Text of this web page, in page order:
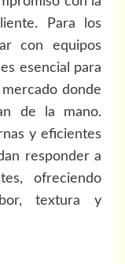
Para los
con equipos
esencial para
donde
de la mano.
y eficientes
responder a
ofreciendo
textura y